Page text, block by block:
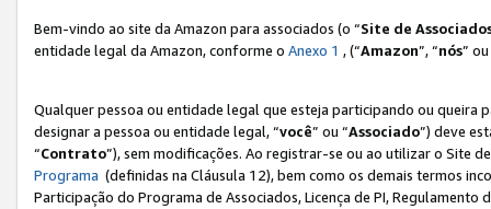
Bem-vindo ao site da Amazon para associados (o “Site de
entidade legal da Amazon, conforme o Anexo 1 , (“Amazon”, “nós”
Qualquer pessoa ou entidade legal que esteja participando ou queira
designar a pessoa ou entidade legal, “você” ou “Associado”) deve
“Contrato”), sem modificações. Ao registrar-se ou ao utilizar o Site
Programa (definidas na Cláusula 12), bem como os demais termos
Participação do Programa de Associados, Licença de PI,